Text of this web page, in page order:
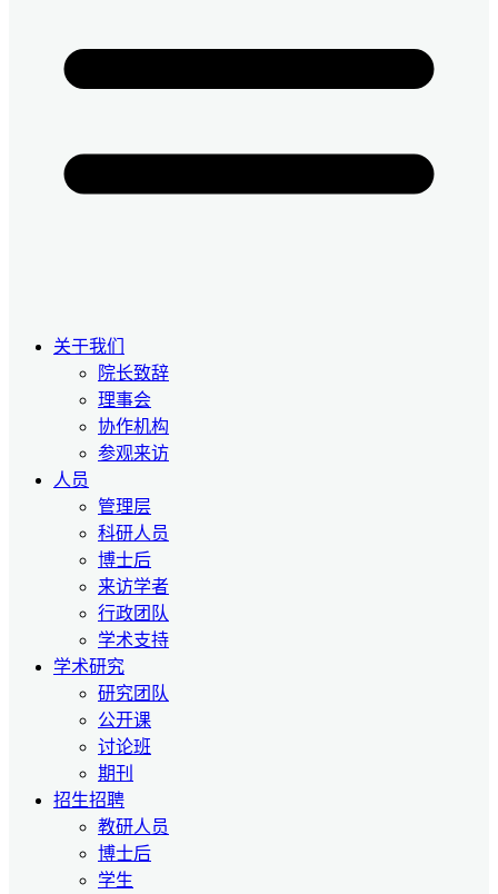
关于我们
院长致辞
理事会
协作机构
参观来访
人员
管理层
科研人员
博士后
来访学者
行政团队
学术支持
学术研究
研究团队
公开课
讨论班
期刊
招生招聘
教研人员
博士后
学生